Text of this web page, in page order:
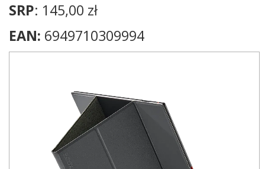
SRP: 145,00 zł
EAN: 6949710309994